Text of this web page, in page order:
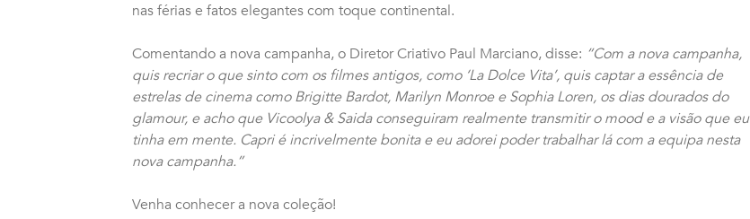
nas férias e fatos elegantes com toque continental.
Comentando a nova campanha, o Diretor Criativo Paul Marciano, disse: “Com a nova campanha,
quis recriar o que sinto com os filmes antigos, como ‘La Dolce Vita’, quis captar a essência de
estrelas de cinema como Brigitte Bardot, Marilyn Monroe e Sophia Loren, os dias dourados do
glamour, e acho que Vicoolya & Saida conseguiram realmente transmitir o mood e a visão que eu
tinha em mente. Capri é incrivelmente bonita e eu adorei poder trabalhar lá com a equipa nesta
nova campanha.”
Venha conhecer a nova coleção!